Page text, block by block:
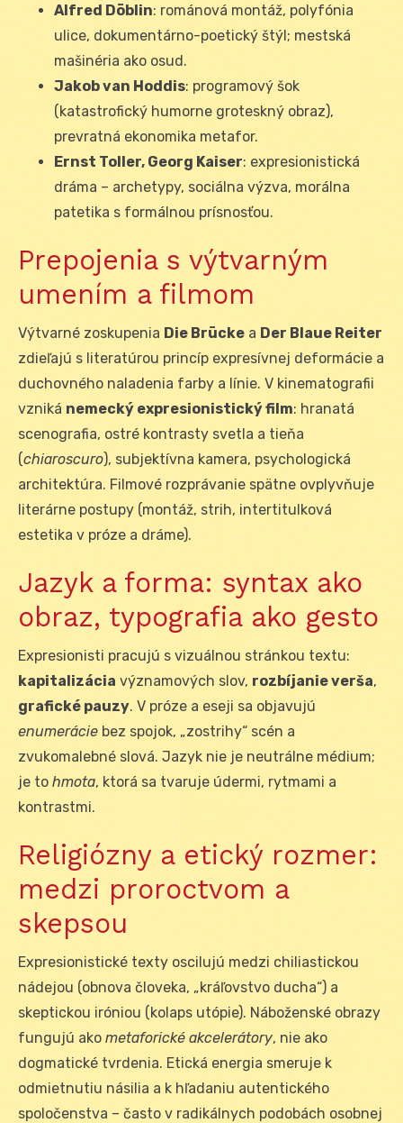
Alfred Döblin: románová montáž, polyfónia
ulice, dokumentárno-poetický štýl; mestská
mašinéria ako osud.
Jakob van Hoddis: programový šok
(katastrofický humorne groteskný obraz),
prevratná ekonomika metafor.
Ernst Toller, Georg Kaiser: expresionistická
dráma – archetypy, sociálna výzva, morálna
patetika s formálnou prísnosťou.
Prepojenia s výtvarným
umením a filmom
Výtvarné zoskupenia Die Brücke a Der Blaue Reiter
zdieľajú s literatúrou princíp expresívnej deformácie a
duchovného naladenia farby a línie. V kinematografii
vzniká nemecký expresionistický film: hranatá
scenografia, ostré kontrasty svetla a tieňa
(chiaroscuro), subjektívna kamera, psychologická
architektúra. Filmové rozprávanie spätne ovplyvňuje
literárne postupy (montáž, strih, intertitulková
estetika v próze a dráme).
Jazyk a forma: syntax ako
obraz, typografia ako gesto
Expresionisti pracujú s vizuálnou stránkou textu:
kapitalizácia významových slov, rozbíjanie verša,
grafické pauzy. V próze a eseji sa objavujú
enumerácie bez spojok, „zostrihy“ scén a
zvukomalebné slová. Jazyk nie je neutrálne médium;
je to hmota, ktorá sa tvaruje údermi, rytmami a
kontrastmi.
Religiózny a etický rozmer:
medzi proroctvom a
skepsou
Expresionistické texty oscilujú medzi chiliastickou
nádejou (obnova človeka, „kráľovstvo ducha“) a
skeptickou iróniou (kolaps utópie). Náboženské obrazy
fungujú ako metaforické akcelerátory, nie ako
dogmatické tvrdenia. Etická energia smeruje k
odmietnutiu násilia a k hľadaniu autentického
spoločenstva – často v radikálnych podobách osobnej